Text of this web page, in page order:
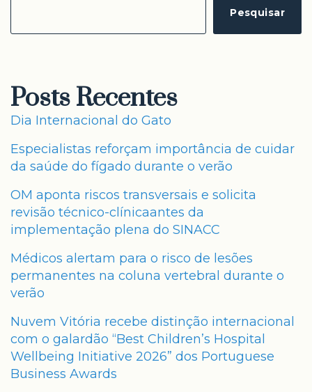
Pesquisar
Posts Recentes
Dia Internacional do Gato
Especialistas reforçam importância de cuidar
da saúde do fígado durante o verão
OM aponta riscos transversais e solicita
revisão técnico-clínicaantes da
implementação plena do SINACC
Médicos alertam para o risco de lesões
permanentes na coluna vertebral durante o
verão
Nuvem Vitória recebe distinção internacional
com o galardão “Best Children’s Hospital
Wellbeing Initiative 2026” dos Portuguese
Business Awards